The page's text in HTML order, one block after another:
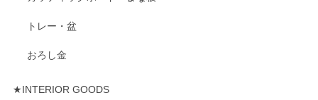
トレー・盆
おろし金
★INTERIOR GOODS